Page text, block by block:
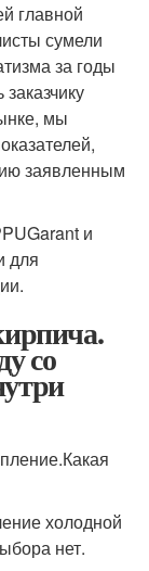
главной
сумели
за годы
мы
заявленным
и
для
со
холодной
нет.